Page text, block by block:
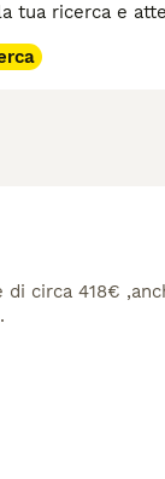
tua ricerca e
circa 418€